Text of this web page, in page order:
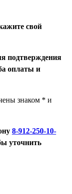
свой
подтверждения
оплаты и
знаком * и
8-912-250-10-
уточнить